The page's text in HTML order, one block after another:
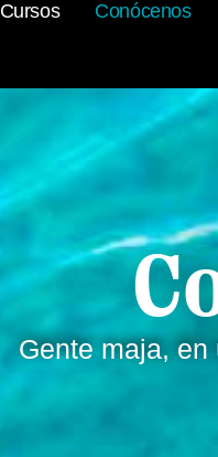
Cursos Conócenos
Gente maja,